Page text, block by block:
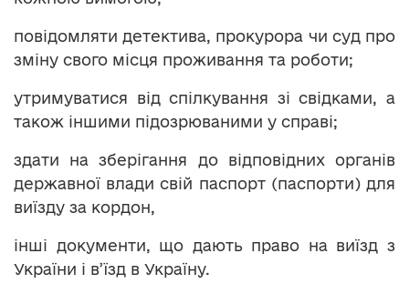
повідомляти детектива, прокурора чи суд про
зміну свого місця проживання та роботи;
утримуватися від спілкування зі свідками, а
також іншими підозрюваними у справі;
здати на зберігання до відповідних органів
державної влади свій паспорт (паспорти) для
виїзду за кордон,
інші документи, що дають право на виїзд з
України і в’їзд в Україну.